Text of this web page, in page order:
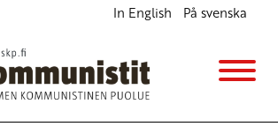
In English På svenska
vappu